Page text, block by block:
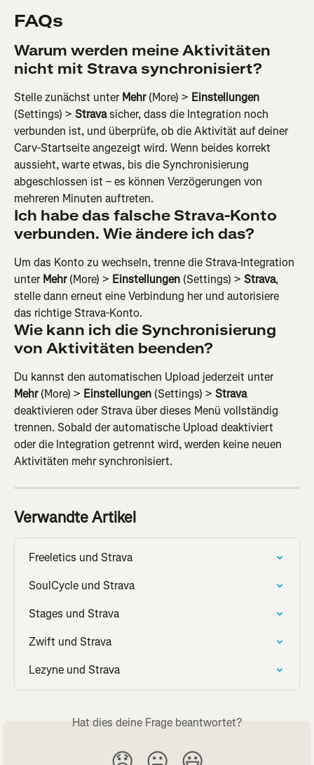
FAQs
Warum werden meine Aktivitäten
nicht mit Strava synchronisiert?
Stelle zunächst unter Mehr (More) > Einstellungen
(Settings) > Strava sicher, dass die Integration noch
verbunden ist, und überprüfe, ob die Aktivität auf deiner
Carv-Startseite angezeigt wird. Wenn beides korrekt
aussieht, warte etwas, bis die Synchronisierung
abgeschlossen ist – es können Verzögerungen von
mehreren Minuten auftreten.
Ich habe das falsche Strava-Konto
verbunden. Wie ändere ich das?
Um das Konto zu wechseln, trenne die Strava-Integration
unter Mehr (More) > Einstellungen (Settings) > Strava,
stelle dann erneut eine Verbindung her und autorisiere
das richtige Strava-Konto.
Wie kann ich die Synchronisierung
von Aktivitäten beenden?
Du kannst den automatischen Upload jederzeit unter
Mehr (More) > Einstellungen (Settings) > Strava
deaktivieren oder Strava über dieses Menü vollständig
trennen. Sobald der automatische Upload deaktiviert
oder die Integration getrennt wird, werden keine neuen
Aktivitäten mehr synchronisiert.
Verwandte Artikel
Freeletics und Strava
SoulCycle und Strava
Stages und Strava
Zwift und Strava
Lezyne und Strava
Hat dies deine Frage beantwortet?